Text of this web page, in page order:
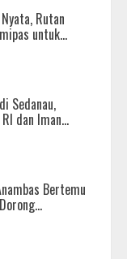
Rutan
untuk
Sedanau,
dan Iman
Bertemu
Pemerataan